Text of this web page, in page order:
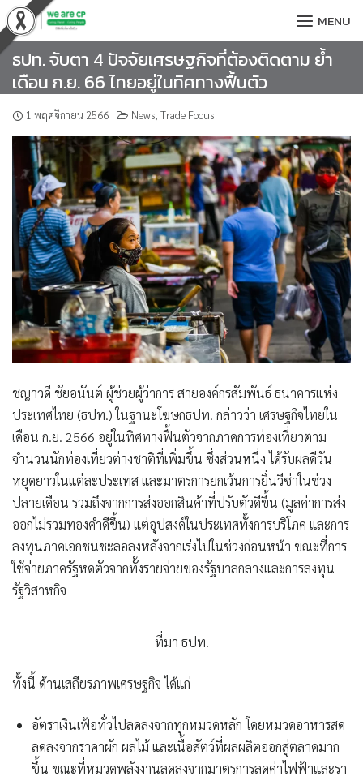
Skip
to
content
MENU
ธปท. จับตา 4 ปัจจัยเศรษฐกิจที่ต้องติดตาม ย้ำ
เดือน ก.ย. 66 ไทยอยู่ในทิศทางฟื้นตัว
1 พฤศจิกายน 2566 News, Trade Focus
ชญาวดี ชัยอนันต์ ผู้ช่วยผู้ว่าการ สายองค์กรสัมพันธ์ ธนาคารแห่ง
ประเทศไทย (ธปท.) ในฐานะโฆษกธปท. กล่าวว่า เศรษฐกิจไทยใน
เดือน ก.ย. 2566 อยู่ในทิศทางฟื้นตัวจากภาคการท่องเที่ยวตาม
จำนวนนักท่องเที่ยวต่างชาติที่เพิ่มขึ้น ซึ่งส่วนหนึ่ง ได้รับผลดีวัน
หยุดยาวในแต่ละประเทส และมาตรการยกเว้นการยื่นวีซ่าในช่วง
ปลายเดือน รวมถึงจากการส่งออกสินค้าที่ปรับตัวดีขึ้น (มูลค่าการส่ง
ออกไม่รวมทองคำดีขึ้น) แต่อุปสงค์ในประเทศทั้งการบริโภค และการ
ลงทุนภาคเอกชนชะลอลงหลังจากเร่งไปในช่วงก่อนหน้า ขณะที่การ
ใช้จ่ายภาครัฐหดตัวจากทั้งรายจ่ายของรัฐบาลกลางและการลงทุน
รัฐวิสาหกิจ
ที่มา ธปท.
ทั้งนี้ ด้านเสถียรภาพเศรษฐกิจ ได้แก่
อัตราเงินเฟ้อทั่วไปลดลงจากทุกหมวดหลัก โดยหมวดอาหารสด
ลดลงจากราคาผัก ผลไม้ และเนื้อสัตว์ที่ผลผลิตออกสู่ตลาดมาก
ขึ้น ขณะที่หมวดพลังงานลดลงจากมาตรการลดค่าไฟฟ้าและรา